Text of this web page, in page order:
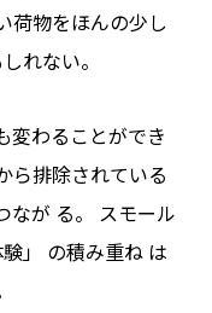
荷物をほんの少し
れない。
変わることができ
ら排除されている
なが る。 スモール
」 の積み重ね は